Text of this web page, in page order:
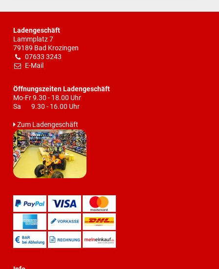
Ladengeschäft
Lammplatz 7
79189 Bad Krozingen
07633 3243
E-Mail
Öffnungszeiten Ladengeschäft
Mo-Fr 9.30 - 18.00 Uhr
Sa 9.30 - 16.00 Uhr
Zum Ladengeschäft